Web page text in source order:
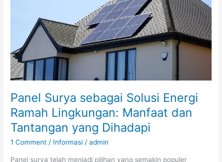
Panel Surya sebagai Solusi Energi
Ramah Lingkungan: Manfaat dan
Tantangan yang Dihadapi
1 Comment / Informasi /admin
Panel surya telah menjadi pilihan yang semakin populer
Lingkungan:
Manfaat
dan
Tantangan
yang
Dihadapi